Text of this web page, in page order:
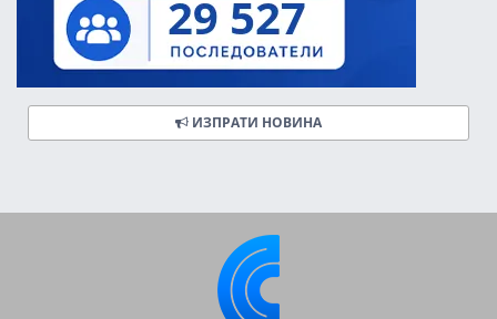
ИЗПРАТИ НОВИНА